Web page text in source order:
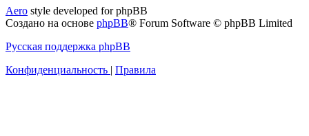
администрацией
Aero style developed for phpBB
Создано на основе phpBB® Forum Software © phpBB Limited
Русская поддержка phpBB
Конфиденциальность | Правила